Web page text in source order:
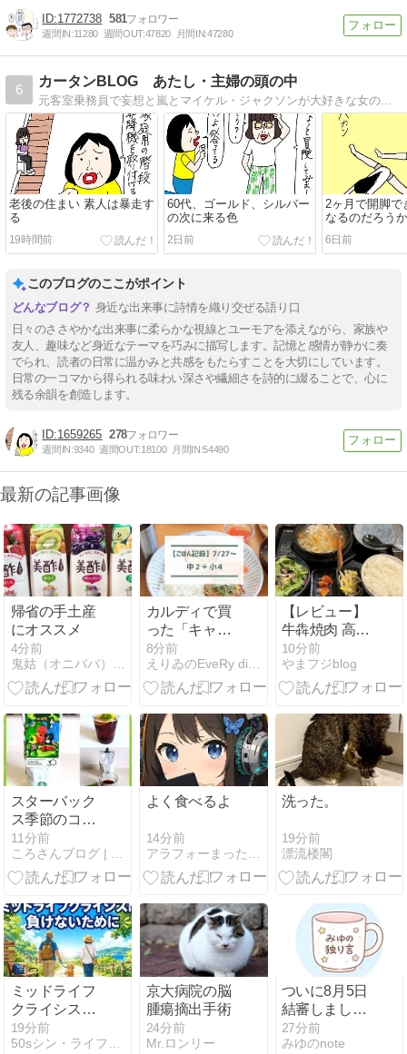
1772738 581
週間IN:11280 週間OUT:47820 月間IN:47280
6
カータンBLOG あたし・主婦の頭の中
元客室乗務員で妄想と嵐とマイケル・ジャクソンが大好きな女の古（こ）。羞恥心を失った今、赤裸々に超ヘタくそな絵であたしの頭の中を綴ってます。
老後の住まい 素人は暴走す
る
19時間前
60代、ゴールド、シルバー
の次に来る色
2日前
2ヶ月で開脚で
なるのだろう
6日前
このブログのここがポイント
身近な出来事に詩情を織り交ぜる語り口
日々のささやかな出来事に柔らかな視線とユーモアを添えながら、家族や
友人、趣味など身近なテーマを巧みに描写します。記憶と感情が静かに奏
でられ、読者の日常に温かみと共感をもたらすことを大切にしています。
日常の一コマから得られる味わい深さや繊細さを詩的に綴ることで、心に
残る余韻を創造します。
1659265 278
週間IN:9340 週間OUT:18100 月間IN:54490
最新の記事画像
帰省の手土産
にオススメ
4分前
鬼姑（オニババ）日記
カルディで買
った「キャロ
ットラペ(ベー
スソース)」
【ごはん記録
8分前
えりゐのEveRy diaRy
【レビュー】
牛犇焼肉 高田
馬場の「自家
製もつ煮込み
セット」を食
ンチ】【焼
肉】【ホルモ
ン】
10分前
やまフジblog
スターバック
ス季節のコー
ヒー | スマト
ラ マサ デパン
| 2026
11分前
ころさんブログ | 生活を楽しむ
よく食べるよ
14分前
洗った。
19分前
漂流楼閣
ミッドライフ
クライシスに
負けないため
に
19分前
50sシン・ライフスタイル
京大病院の脳
腫瘍摘出手術
24分前
Mr.ロンリー
ついに8月5日
結審しまし
た。泥沼裁判
の行方と、あ
27分前
みゆのnote